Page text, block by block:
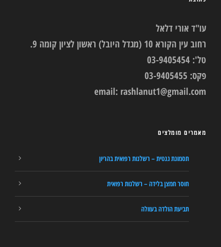
עו"ד אורי דלאל
רחוב עין הקורא 10 (מגדל היובל) ראשון לציון קומה 9.
טל': 03-9405454
פקס: 03-9405455
email: rashlanut1@gmail.com
מאמרים מומלצים
תסמונת גנטית – רשלנות רפואית בהריון
חוסר חמצן בלידה – רשלנות רפואית
תביעת הולדה בעוולה